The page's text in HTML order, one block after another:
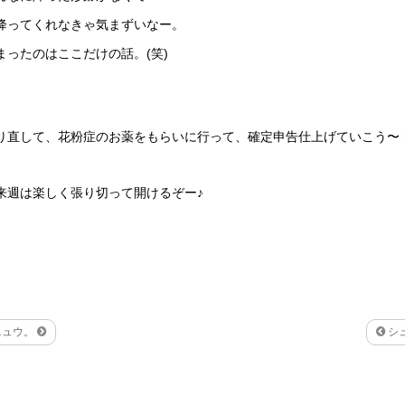
ってくれなきゃ気まずいなー。
ったのはここだけの話。(笑)
直して、花粉症のお薬をもらいに行って、確定申告仕上げていこう〜
週は楽しく張り切って開けるぞー♪
シ
ウ。